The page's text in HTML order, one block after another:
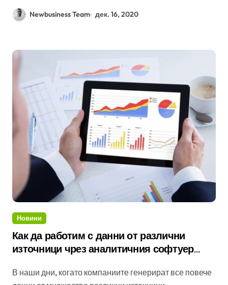
Newbusiness Team дек. 16, 2020
Новини
Как да работим с данни от различни
източници чрез аналитичния софтуер
В наши дни, когато компаниите генерират все повече